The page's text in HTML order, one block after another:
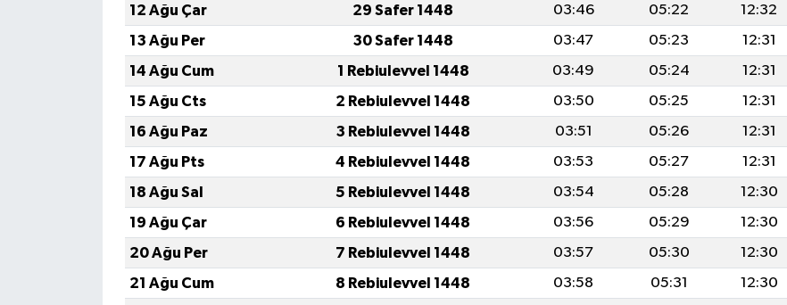
12 Ağu Çar
29 Safer 1448 03:46 05:22 12:32
13 Ağu Per
30 Safer 1448 03:47 05:23 12:31
14 Ağu Cum
1 Rebiulevvel 1448 03:49 05:24 12:31
15 Ağu Cts
2 Rebiulevvel 1448 03:50 05:25 12:31
16 Ağu Paz
3 Rebiulevvel 1448 03:51 05:26 12:31
17 Ağu Pts
4 Rebiulevvel 1448 03:53 05:27 12:31
18 Ağu Sal
5 Rebiulevvel 1448 03:54 05:28 12:30
19 Ağu Çar
6 Rebiulevvel 1448 03:56 05:29 12:30
20 Ağu Per
7 Rebiulevvel 1448 03:57 05:30 12:30
21 Ağu Cum
8 Rebiulevvel 1448 03:58 05:31 12:30